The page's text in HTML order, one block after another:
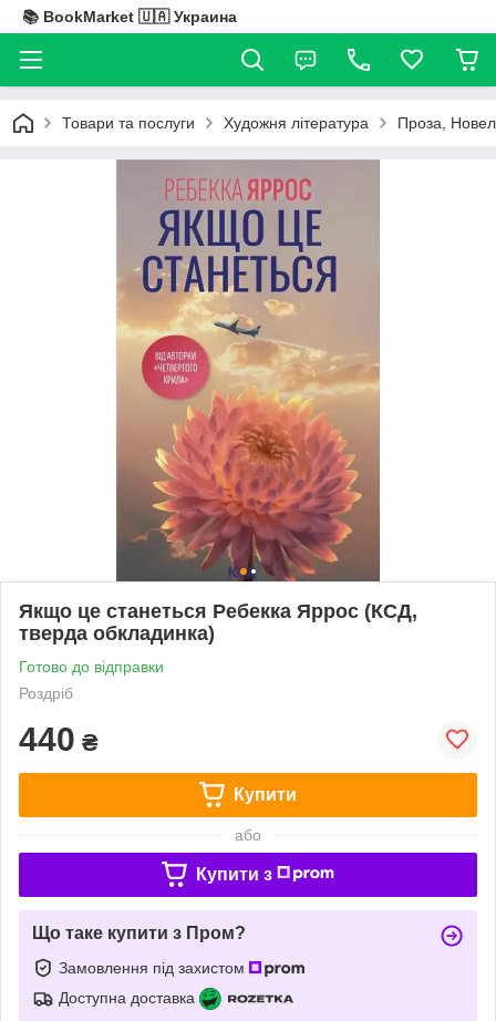
📚 BookMarket 🇺🇦 Украина
Товари та послуги Художня література Проза,
Якщо це станеться Ребекка Яррос (КСД,
тверда обкладинка)
Готово до відправки
Роздріб
440 ₴
Купити
або
Купити з
Що таке купити з Пром?
Замовлення під захистом
Доступна доставка